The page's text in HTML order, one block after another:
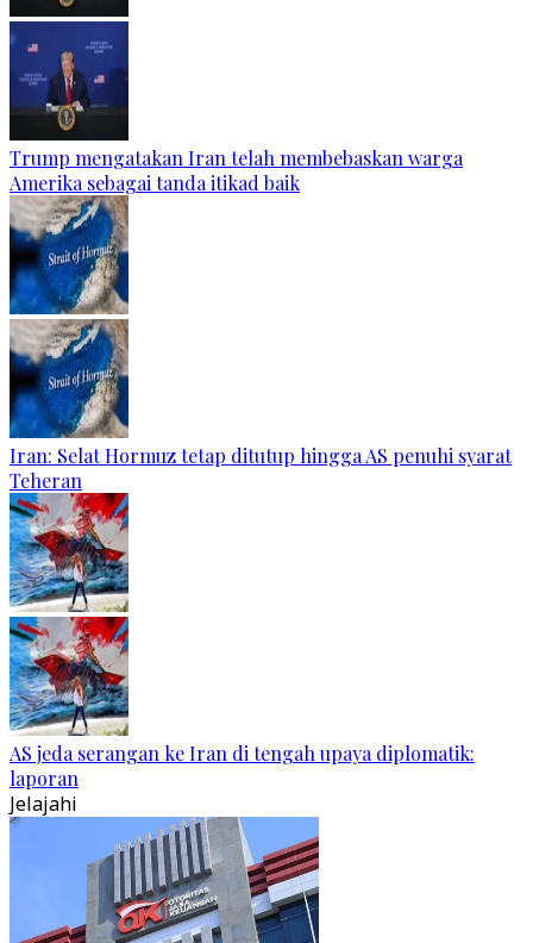
Trump mengatakan Iran telah membebaskan warga
Amerika sebagai tanda itikad baik
Iran: Selat Hormuz tetap ditutup hingga AS penuhi syarat
Teheran
AS jeda serangan ke Iran di tengah upaya diplomatik:
laporan
Jelajahi